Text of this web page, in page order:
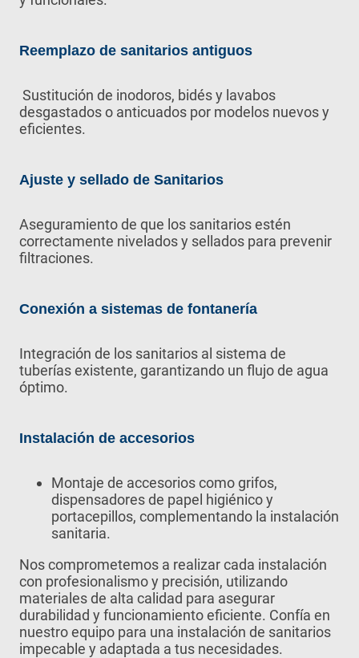
Reemplazo de sanitarios antiguos
Sustitución de inodoros, bidés y lavabos
desgastados o anticuados por modelos nuevos y
eficientes.
Ajuste y sellado de Sanitarios
Aseguramiento de que los sanitarios estén
correctamente nivelados y sellados para prevenir
filtraciones.
Conexión a sistemas de fontanería
Integración de los sanitarios al sistema de
tuberías existente, garantizando un flujo de agua
óptimo.
Instalación de accesorios
Montaje de accesorios como grifos,
dispensadores de papel higiénico y
portacepillos, complementando la instalación
sanitaria.
Nos comprometemos a realizar cada instalación
con profesionalismo y precisión, utilizando
materiales de alta calidad para asegurar
durabilidad y funcionamiento eficiente. Confía en
nuestro equipo para una instalación de sanitarios
impecable y adaptada a tus necesidades.